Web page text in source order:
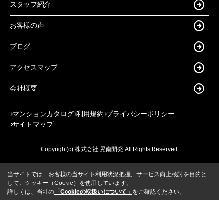
スタッフ紹介
お客様の声
ブログ
アクセスマップ
会社概要
マンションカタログ 利用規約 プライバシーポリシー
サイトマップ
Copyright(c) 株式会社 晃南開発 All Rights Reserved.
当サイトでは、お客様の当サイト利用状況把握、サービス向上検討を目的と
して、クッキー（Cookie）を使用しています。
詳しくは、当社の 「Cookieの取扱いについて」 をご確認ください。